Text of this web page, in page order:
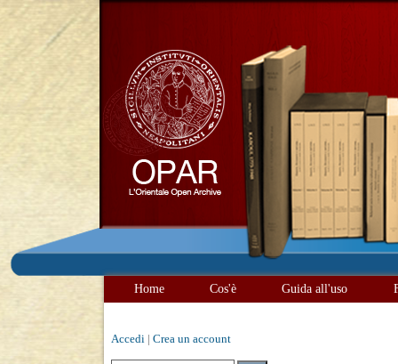
Home Cos'è Guida all'uso
Accedi Crea un account